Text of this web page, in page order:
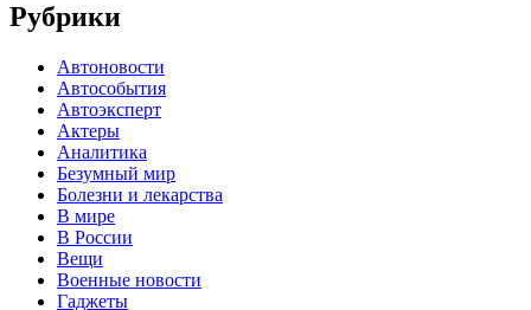
Рубрики
Автоновости
Автособытия
Автоэксперт
Актеры
Аналитика
Безумный мир
Болезни и лекарства
В мире
В России
Вещи
Военные новости
Гаджеты